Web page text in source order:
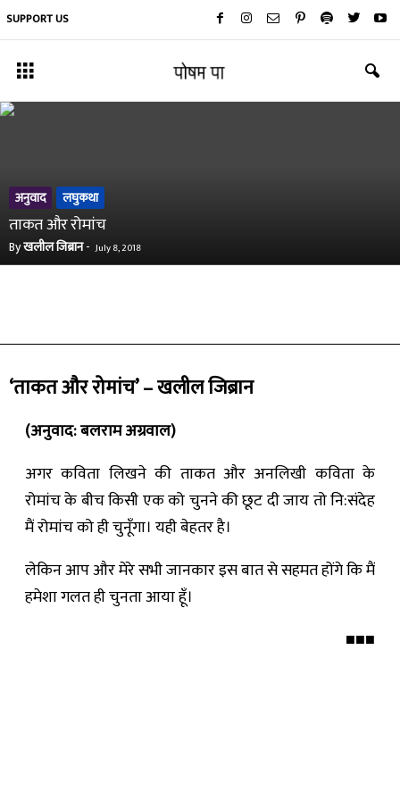
SUPPORT US
अनुवाद लघुकथा
ताकत और रोमांच
Byखलील जिब्रान- July 8, 2018
‘ताकत और रोमांच’ – खलील जिब्रान
(अनुवाद: बलराम अग्रवाल)
अगर कविता लिखने की ताकत और अनलिखी कविता के
रोमांच के बीच किसी एक को चुनने की छूट दी जाय तो नि:संदेह
मैं रोमांच को ही चुनूँगा। यही बेहतर है।
लेकिन आप और मेरे सभी जानकार इस बात से सहमत होंगे कि मैं
हमेशा गलत ही चुनता आया हूँ।
■■■